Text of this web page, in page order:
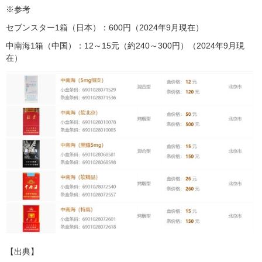
※参考
セブンスター1箱（日本）：600円（2024年9月現在）
中南海1箱（中国）：12～15元（約240～300円）（2024年9月現
在）
【出典】